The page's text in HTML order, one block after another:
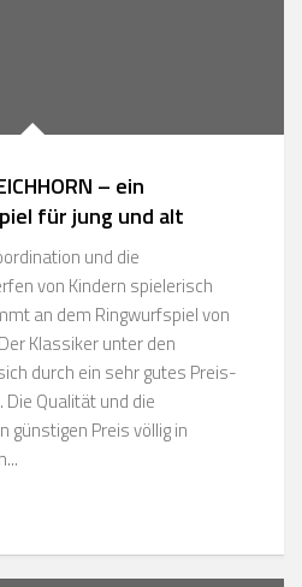
– ein
für jung und alt
und die
von Kindern spielerisch
an dem Ringwurfspiel von
Klassiker unter den
durch ein sehr gutes Preis-
Qualität und die
günstigen Preis völlig in